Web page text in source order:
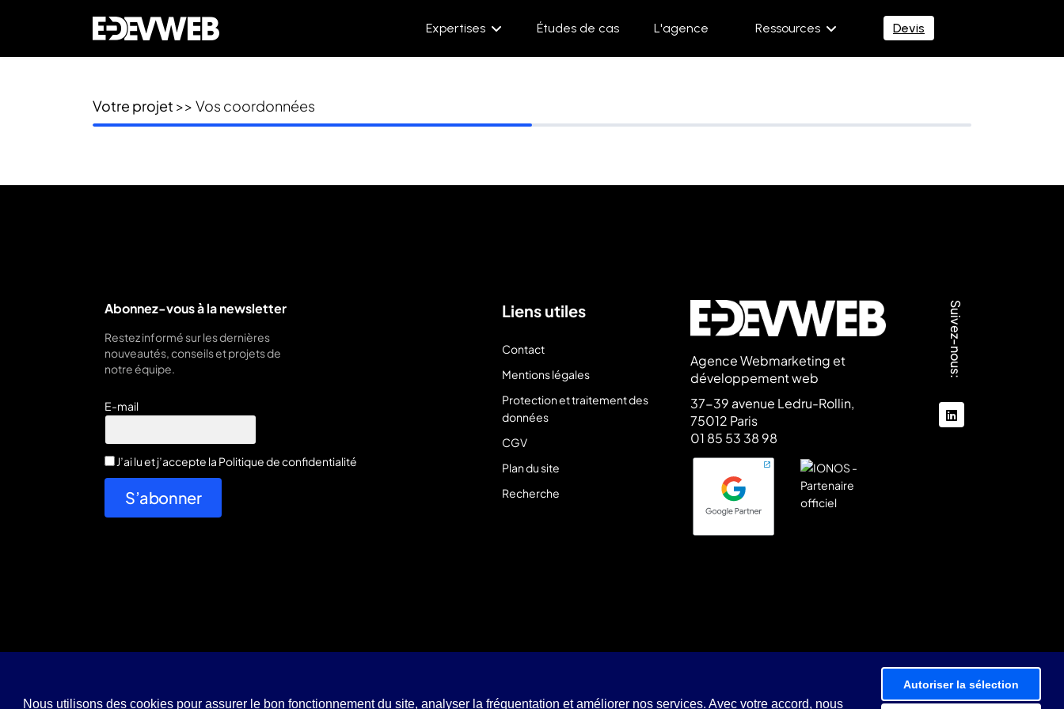
Nous utilisons des cookies pour assurer le bon fonctionnement du site, analyser la fréquentation et améliorer nos services. Avec votre accord, nous
Autoriser la sélection
Expertises Études de cas L'agence Ressources Devis
Votre projet >> Vos coordonnées
Abonnez-vous à la newsletter
Restez informé sur les dernières
nouveautés, conseils et projets de
notre équipe.
E-mail
J’ai lu et j’accepte la Politique de confidentialité
S’abonner
Liens utiles
Contact
Mentions légales
Protection et traitement des
données
CGV
Plan du site
Recherche
Agence Webmarketing et
développement web
37-39 avenue Ledru-Rollin,
75012 Paris
01 85 53 38 98
Suivez-nous:
linkedin
© 2026 E-DEVWEB. Tous droits réservés.